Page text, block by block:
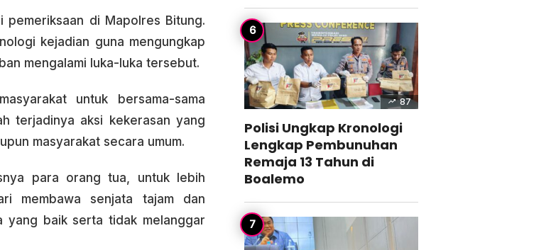
pemeriksaan di Mapolres Bitung.
kejadian guna mengungkap
mengalami luka-luka tersebut.
untuk bersama-sama
terjadinya aksi kekerasan yang
masyarakat secara umum.
para orang tua, untuk lebih
membawa senjata tajam dan
yang baik serta tidak melanggar
87
Polisi Ungkap Kronologi
Lengkap Pembunuhan
Remaja 13 Tahun di
Boalemo